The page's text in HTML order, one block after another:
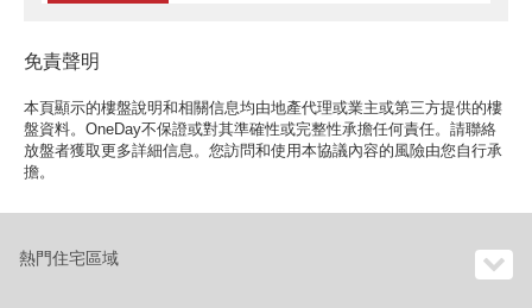
免責聲明
本頁顯示的樓盤說明和相關信息均由地產代理或業主或第三方提供的樓
盤資料。OneDay不保證或對其準確性或完整性承擔任何責任。請聯絡
放盤者獲取更多詳細信息。您訪問和使用本協議內容的風險由您自行承
擔。
熱門住宅區域